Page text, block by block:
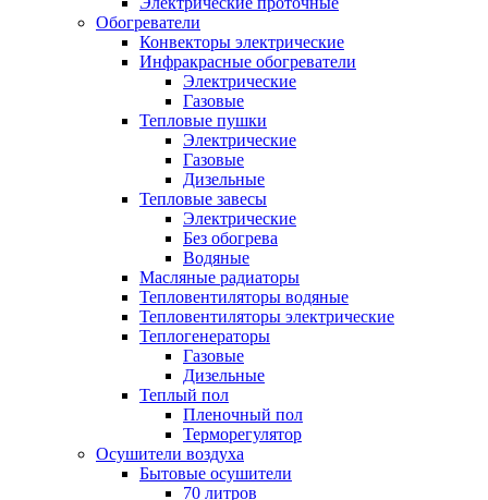
Обогреватели
Конвекторы электрические
Инфракрасные обогреватели
Электрические
Газовые
Тепловые пушки
Электрические
Газовые
Дизельные
Тепловые завесы
Электрические
Без обогрева
Водяные
Масляные радиаторы
Тепловентиляторы водяные
Тепловентиляторы электрические
Теплогенераторы
Газовые
Дизельные
Теплый пол
Пленочный пол
Терморегулятор
Осушители воздуха
Бытовые осушители
70 литров